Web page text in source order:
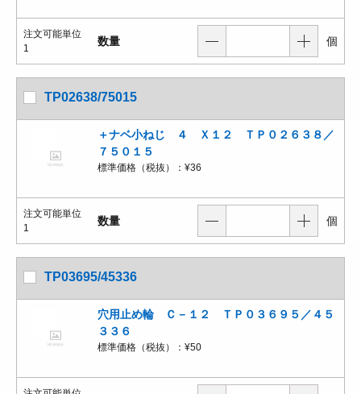
注文可能単位
1
数量 個
TP02638/75015
＋ナベ小ねじ ４ Ｘ１２ ＴＰ０２６３８／
７５０１５
標準価格（税抜）： ¥36
注文可能単位
1
数量 個
TP03695/45336
穴用止め輪 Ｃ－１２ ＴＰ０３６９５／４５
３３６
標準価格（税抜）： ¥50